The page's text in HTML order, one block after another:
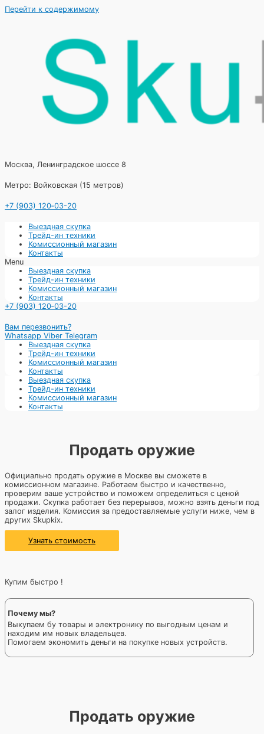
Перейти к содержимому
Москва, Ленинградское шоссе 8
Метро: Войковская (15 метров)
+7 (903) 120‑03-20
Выездная скупка
Трейд-ин техники
Комиссионный магазин
Контакты
Menu
Выездная скупка
Трейд-ин техники
Комиссионный магазин
Контакты
+7 (903) 120‑03-20
Вам перезвонить?
Whatsapp Viber Telegram
Выездная скупка
Трейд-ин техники
Комиссионный магазин
Контакты
Выездная скупка
Трейд-ин техники
Комиссионный магазин
Контакты
Продать оружие
Официально продать оружие в Москве вы сможете в
комиссионном магазине. Работаем быстро и качественно,
проверим ваше устройство и поможем определиться с ценой
продажи. Скупка работает без перерывов, можно взять деньги под
залог изделия. Комиссия за предоставляемые услуги ниже, чем в
других Skupkiх.
Узнать стоимость
Купим быстро !
Почему мы?
Выкупаем бу товары и электронику по выгодным ценам и
находим им новых владельцев.
Помогаем экономить деньги на покупке новых устройств.
Продать оружие